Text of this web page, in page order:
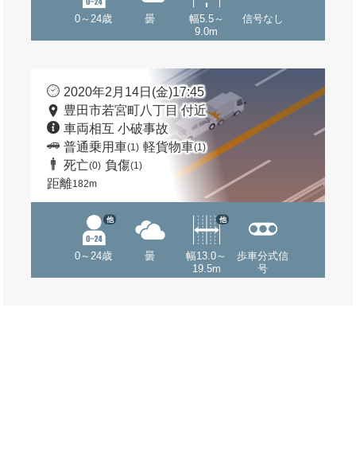
0～24歳 曇
幅5.5～
9.0m
信号なし
2020年2月14日(金)17:45
豊田市若宮町八丁目 付近
車両相互 小破事故
普通乗用車(1) 軽貨物車(1)
死亡(0) 負傷(1)
距離182m
0～24歳
他
曇
幅13.0～
19.5m
他
歩車分式信
号